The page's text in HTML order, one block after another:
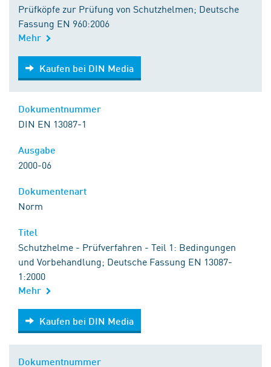
Prüfköpfe zur Prüfung von Schutzhelmen; Deutsche
Fassung EN 960:2006
Mehr
Kaufen bei DIN Media
Kaufen bei DIN Media
DIN EN 13087-1
2000-06
Norm
Schutzhelme - Prüfverfahren - Teil 1: Bedingungen
und Vorbehandlung; Deutsche Fassung EN 13087-
1:2000
Mehr
Kaufen bei DIN Media
Kaufen bei DIN Media